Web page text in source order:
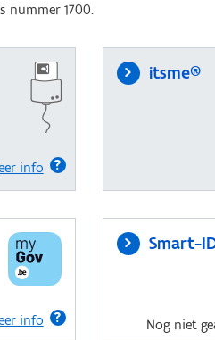
nummer 1700.
info
itsme®
info
Smart-
Nog niet